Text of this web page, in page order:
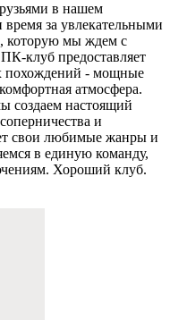
в нашем
за увлекательными
которую мы ждем с
клуб предоставляет
похождений - мощные
атмосфера.
создаем настоящий
и
свои любимые жанры и
в единую команду,
Хороший клуб.